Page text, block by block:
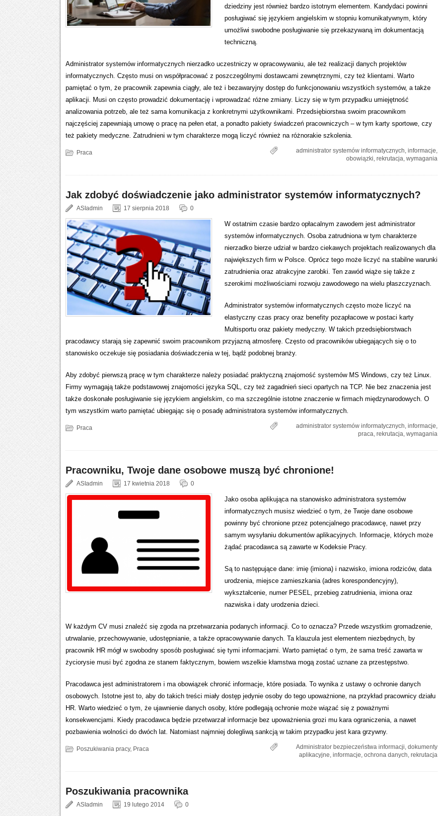
dziedziny jest również bardzo istotnym elementem. Kandydaci powinni
posługiwać się językiem angielskim w stopniu komunikatywnym, który
umożliwi swobodne posługiwanie się przekazywaną im dokumentacją
techniczną.
Administrator systemów informatycznych nierzadko uczestniczy w opracowywaniu, ale też realizacji danych projektów
informatycznych. Często musi on współpracować z poszczególnymi dostawcami zewnętrznymi, czy też klientami. Warto
pamiętać o tym, że pracownik zapewnia ciągły, ale też i bezawaryjny dostęp do funkcjonowaniu wszystkich systemów, a także
aplikacji. Musi on często prowadzić dokumentację i wprowadzać różne zmiany. Liczy się w tym przypadku umiejętność
analizowania potrzeb, ale też sama komunikacja z konkretnymi użytkownikami. Przedsiębiorstwa swoim pracownikom
najczęściej zapewniają umowę o pracę na pełen etat, a ponadto pakiety świadczeń pracowniczych – w tym karty sportowe, czy
też pakiety medyczne. Zatrudnieni w tym charakterze mogą liczyć również na różnorakie szkolenia.
Praca administrator systemów informatycznych, informacje,
obowiązki, rekrutacja, wymagania
Jak zdobyć doświadczenie jako administrator systemów informatycznych?
ASIadmin 17 sierpnia 2018 0
W ostatnim czasie bardzo opłacalnym zawodem jest administrator
systemów informatycznych. Osoba zatrudniona w tym charakterze
nierzadko bierze udział w bardzo ciekawych projektach realizowanych dla
największych firm w Polsce. Oprócz tego może liczyć na stabilne warunki
zatrudnienia oraz atrakcyjne zarobki. Ten zawód wiąże się także z
szerokimi możliwościami rozwoju zawodowego na wielu płaszczyznach.
Administrator systemów informatycznych często może liczyć na
elastyczny czas pracy oraz benefity pozapłacowe w postaci karty
Multisportu oraz pakiety medyczny. W takich przedsiębiorstwach
pracodawcy starają się zapewnić swoim pracownikom przyjazną atmosferę. Często od pracowników ubiegających się o to
stanowisko oczekuje się posiadania doświadczenia w tej, bądź podobnej branży.
Aby zdobyć pierwszą pracę w tym charakterze należy posiadać praktyczną znajomość systemów MS Windows, czy też Linux.
Firmy wymagają także podstawowej znajomości języka SQL, czy też zagadnień sieci opartych na TCP. Nie bez znaczenia jest
także doskonałe posługiwanie się językiem angielskim, co ma szczególnie istotne znaczenie w firmach międzynarodowych. O
tym wszystkim warto pamiętać ubiegając się o posadę administratora systemów informatycznych.
Praca administrator systemów informatycznych, informacje,
praca, rekrutacja, wymagania
Pracowniku, Twoje dane osobowe muszą być chronione!
ASIadmin 17 kwietnia 2018 0
Jako osoba aplikująca na stanowisko administratora systemów
informatycznych musisz wiedzieć o tym, że Twoje dane osobowe
powinny być chronione przez potencjalnego pracodawcę, nawet przy
samym wysyłaniu dokumentów aplikacyjnych. Informacje, których może
żądać pracodawca są zawarte w Kodeksie Pracy.
Są to następujące dane: imię (imiona) i nazwisko, imiona rodziców, data
urodzenia, miejsce zamieszkania (adres korespondencyjny),
wykształcenie, numer PESEL, przebieg zatrudnienia, imiona oraz
nazwiska i daty urodzenia dzieci.
W każdym CV musi znaleźć się zgoda na przetwarzania podanych informacji. Co to oznacza? Przede wszystkim gromadzenie,
utrwalanie, przechowywanie, udostępnianie, a także opracowywanie danych. Ta klauzula jest elementem niezbędnych, by
pracownik HR mógł w swobodny sposób posługiwać się tymi informacjami. Warto pamiętać o tym, że sama treść zawarta w
życiorysie musi być zgodna ze stanem faktycznym, bowiem wszelkie kłamstwa mogą zostać uznane za przestępstwo.
Pracodawca jest administratorem i ma obowiązek chronić informacje, które posiada. To wynika z ustawy o ochronie danych
osobowych. Istotne jest to, aby do takich treści miały dostęp jedynie osoby do tego upoważnione, na przykład pracownicy działu
HR. Warto wiedzieć o tym, że ujawnienie danych osoby, które podlegają ochronie może wiązać się z poważnymi
konsekwencjami. Kiedy pracodawca będzie przetwarzał informacje bez upoważnienia grozi mu kara ograniczenia, a nawet
pozbawienia wolności do dwóch lat. Natomiast najmniej dolegliwą sankcją w takim przypadku jest kara grzywny.
Poszukiwania pracy, Praca Administrator bezpieczeństwa informacji, dokumenty
aplikacyjne, informacje, ochrona danych, rekrutacja
Poszukiwania pracownika
ASIadmin 19 lutego 2014 0